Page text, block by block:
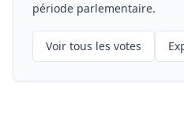
période parlementaire.
Voir tous les votes